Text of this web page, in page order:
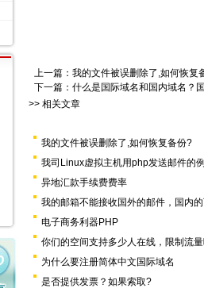
上一篇： 我的文件被误删除了,如何恢复
下一篇： 什么是国际域名和国内域名？
>> 相关文章
我的文件被误删除了,如何恢复备份?
我司Linux虚拟主机用php发送邮件的
异地汇款手续费费率
我的邮箱不能接收国外的邮件，国内
电子商务利器PHP
你们的空间支持多少人在线，限制流
为什么要注册简体中文国际域名
是否提供发票？如果索取?